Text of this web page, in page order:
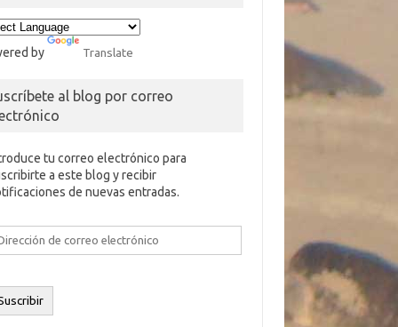
by Translate
al blog por correo
tu correo electrónico para
a este blog y recibir
de nuevas entradas.